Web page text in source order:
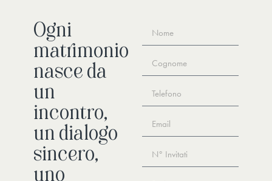
Ogni
matrimonio
nasce da
un
incontro,
un dialogo
sincero,
uno